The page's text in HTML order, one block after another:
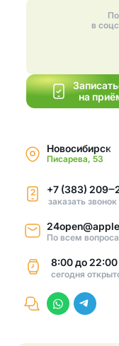
в
на
Новосибирск
Писарева, 53
2 +7 (383)
заказать звонок
По всем
8:00до22:00
сегодня